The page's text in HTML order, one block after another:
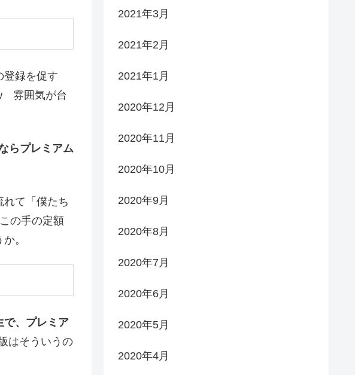
登録を促す
雰囲気が台
らプレミアム
て「僕たち
の手の定額
。
で、プレミア
はそういうの
2021年3月
2021年2月
2021年1月
2020年12月
2020年11月
2020年10月
2020年9月
2020年8月
2020年7月
2020年6月
2020年5月
2020年4月